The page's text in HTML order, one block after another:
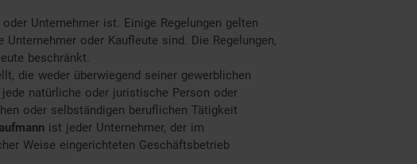
Unternehmer ist. Einige Regelungen gelten
oder Kaufleute sind. Die Regelungen,
beschränkt.
die weder überwiegend seiner gewerblichen
natürliche oder juristische Person oder
oder selbständigen beruflichen Tätigkeit
ist jeder Unternehmer, der im
Weise eingerichteten Geschäftsbetrieb